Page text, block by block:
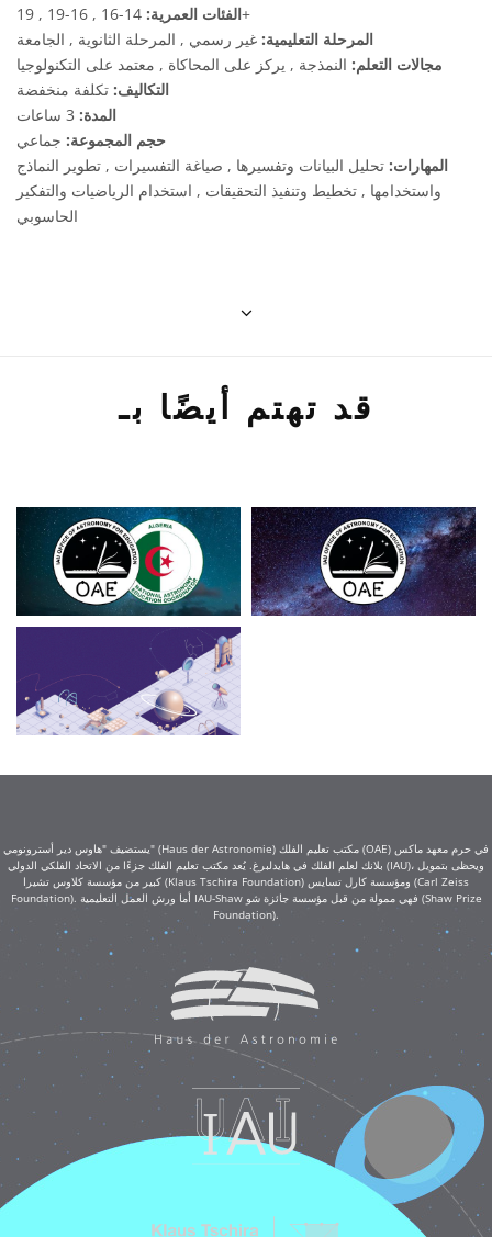
الفئات العمرية:14-16 , 16-19 , 19+
المرحلة التعليمية: غير رسمي , المرحلة الثانوية , الجامعة
مجالات التعلم: النمذجة , يركز على المحاكاة , معتمد على التكنولوجيا
التكاليف: تكلفة منخفضة
المدة:
حجم المجموعة: جماعي
المهارات: تحليل البيانات وتفسيرها , صياغة التفسيرات , تطوير النماذج
واستخدامها , تخطيط وتنفيذ التحقيقات , استخدام الرياضيات والتفكير
الحاسوبي
قد تهتم أيضًا بـ
يستضيف "هاوس دير أسترونومي" (Haus der Astronomie) مكتب تعليم الفلك (OAE) في حرم معهد ماكس
بلانك لعلم الفلك في هايدلبرغ. يُعد مكتب تعليم الفلك جزءًا من الاتحاد الفلكي الدولي (IAU)، ويحظى بتمويل
كبير من مؤسسة كلاوس تشيرا (Klaus Tschira Foundation) ومؤسسة كارل تسايس (Carl Zeiss
Foundation). أما ورش العمل التعليمية IAU-Shaw فهي ممولة من قبل مؤسسة جائزة شو (Shaw Prize
Foundation).